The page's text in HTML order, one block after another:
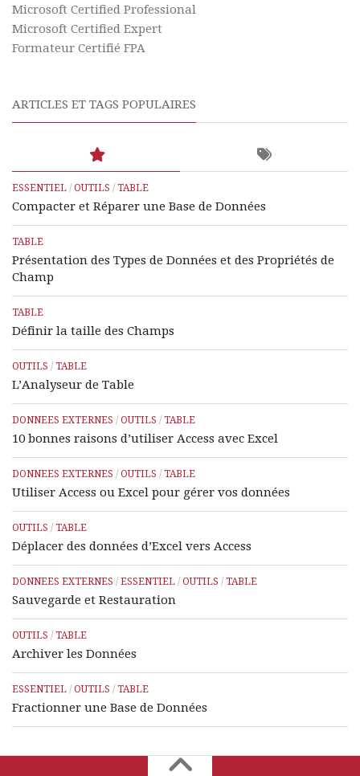
Microsoft Certified Professional
Microsoft Certified Expert
Formateur Certifié FPA
ARTICLES ET TAGS POPULAIRES
ESSENTIEL / OUTILS / TABLE
Compacter et Réparer une Base de Données
TABLE
Présentation des Types de Données et des Propriétés de
Champ
TABLE
Définir la taille des Champs
OUTILS / TABLE
L’Analyseur de Table
DONNEES EXTERNES / OUTILS / TABLE
10 bonnes raisons d’utiliser Access avec Excel
DONNEES EXTERNES / OUTILS / TABLE
Utiliser Access ou Excel pour gérer vos données
OUTILS / TABLE
Déplacer des données d’Excel vers Access
DONNEES EXTERNES / ESSENTIEL / OUTILS / TABLE
Sauvegarde et Restauration
OUTILS / TABLE
Archiver les Données
ESSENTIEL / OUTILS / TABLE
Fractionner une Base de Données